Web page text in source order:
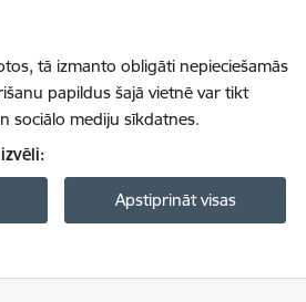
tā izmanto obligāti nepieciešamās
papildus šajā vietnē var tikt
sociālo mediju sīkdatnes.
Apstiprināt visas